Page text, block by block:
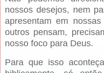
nossos desejos, nem
apresentam em
outros pensam,
nosso foco para Deus.
Para que isso